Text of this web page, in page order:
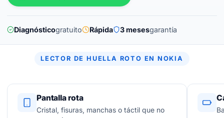
Diagnósticogratuito Rápida 3 mesesgarantía
LECTOR DE HUELLA ROTO EN NOKIA
Pantalla rota
Cristal, fisuras, manchas o táctil que no